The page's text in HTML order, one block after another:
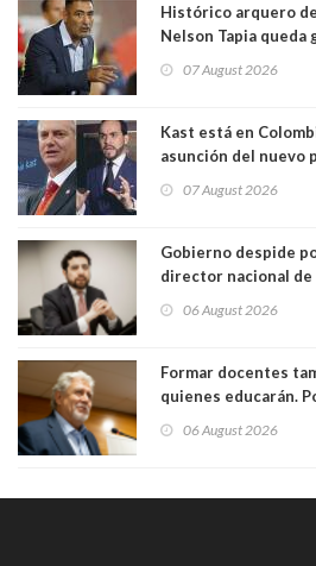
Histórico arquero
Nelson Tapia
07 August 2026
Kast está en
asunción del nuevo
07 August 2026
Gobierno despide
director nacional de
06 August 2026
Formar docentes
quienes educarán.
Académicos U.
06 August 2026